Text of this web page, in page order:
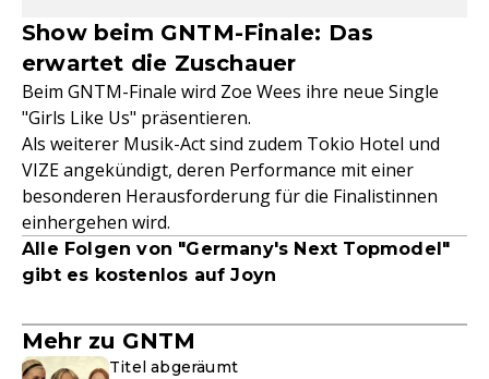
Show beim GNTM-Finale: Das
erwartet die Zuschauer
Beim GNTM-Finale wird Zoe Wees ihre neue Single
"Girls Like Us" präsentieren.
Als weiterer Musik-Act sind zudem Tokio Hotel und
VIZE angekündigt, deren Performance mit einer
besonderen Herausforderung für die Finalistinnen
einhergehen wird.
Alle Folgen von "Germany's Next Topmodel"
gibt es kostenlos auf Joyn
Mehr zu GNTM
Titel abgeräumt